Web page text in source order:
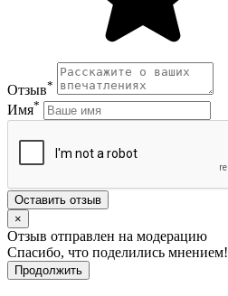
Отзыв*
Имя*
Оставить отзыв
×
Отзыв отправлен на модерацию
Спасибо, что поделились мнением!
Продолжить